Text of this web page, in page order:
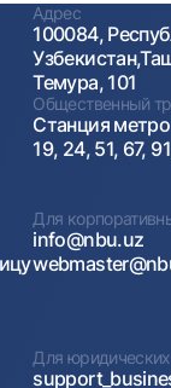
Адрес
100084,
Темура, 101
Общественный
Станция
19, 24, 51, 67,
Для
info@nbu.uz
Для